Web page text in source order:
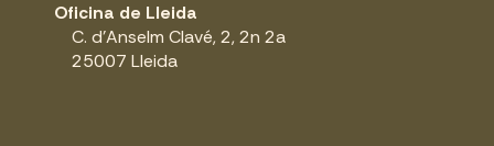
Oficina de Lleida
C. d'Anselm Clavé, 2, 2n 2a
25007 Lleida